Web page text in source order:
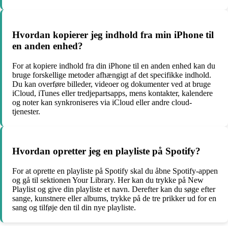
Hvordan kopierer jeg indhold fra min iPhone til
en anden enhed?
For at kopiere indhold fra din iPhone til en anden enhed kan du
bruge forskellige metoder afhængigt af det specifikke indhold.
Du kan overføre billeder, videoer og dokumenter ved at bruge
iCloud, iTunes eller tredjepartsapps, mens kontakter, kalendere
og noter kan synkroniseres via iCloud eller andre cloud-
tjenester.
Hvordan opretter jeg en playliste på Spotify?
For at oprette en playliste på Spotify skal du åbne Spotify-appen
og gå til sektionen Your Library. Her kan du trykke på New
Playlist og give din playliste et navn. Derefter kan du søge efter
sange, kunstnere eller albums, trykke på de tre prikker ud for en
sang og tilføje den til din nye playliste.